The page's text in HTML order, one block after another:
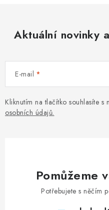
Aktuální novinky
E-mail
Kliknutím na tlačítko souhlasíte s
osobních údajů.
Pomůžeme
Potřebujete s něčím